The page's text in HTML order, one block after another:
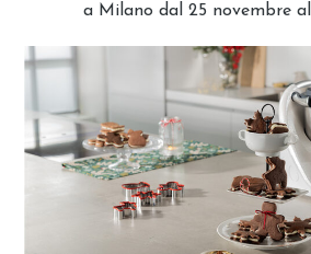
a Milano dal 25 novembre al